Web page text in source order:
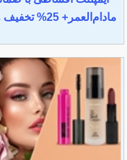
مادام‌العمر+ 25% تخفیف ویژه